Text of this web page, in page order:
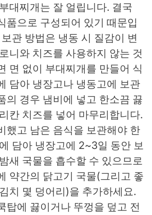
대찌개는 잘 얼립니다. 결국
품으로 구성되어 있기 때문입
관 방법은 냉동 시 질감이 변
니와 치즈를 사용하지 않는 것
면 없이 부대찌개를 만들어 식
담아 냉장고나 냉동고에 보관
의 경우 냄비에 넣고 한소끔 끓
칸 치즈를 넣어 마무리합니다.
했고 남은 음식을 보관해야 한
담아 냉장고에 2~3일 동안 보
새 국물을 흡수할 수 있으므로
약간의 닭고기 국물(그리고 좋
치 몇 덩어리)을 추가하세요.
탑에 끓이거나 뚜껑을 덮고 전